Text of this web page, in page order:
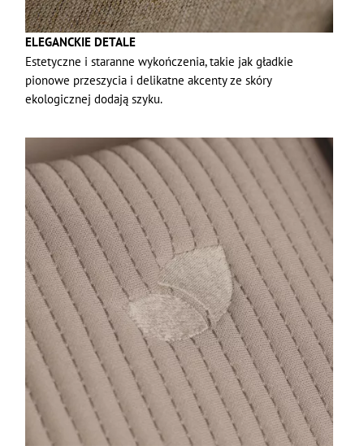
ELEGANCKIE DETALE
Estetyczne i staranne wykończenia, takie jak gładkie
pionowe przeszycia i delikatne akcenty ze skóry
ekologicznej dodają szyku.